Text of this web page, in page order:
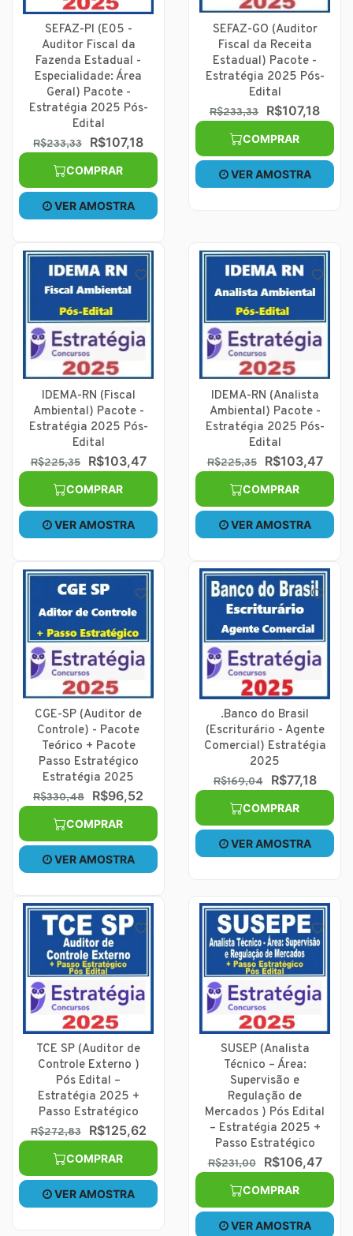
SEFAZ-PI (E05 -
Auditor Fiscal da
Fazenda Estadual -
Especialidade: Área
Geral) Pacote -
Estratégia 2025 Pós-
Edital
R$233,33 R$107,18
COMPRAR
VER AMOSTRA
SEFAZ-GO (Auditor
Fiscal da Receita
Estadual) Pacote -
Estratégia 2025 Pós-
Edital
R$233,33 R$107,18
COMPRAR
VER AMOSTRA
IDEMA-RN (Fiscal
Ambiental) Pacote -
Estratégia 2025 Pós-
Edital
R$225,35 R$103,47
COMPRAR
VER AMOSTRA
IDEMA-RN (Analista
Ambiental) Pacote -
Estratégia 2025 Pós-
Edital
R$225,35 R$103,47
COMPRAR
VER AMOSTRA
CGE-SP (Auditor de
Controle) - Pacote
Teórico + Pacote
Passo Estratégico
Estratégia 2025
R$330,48 R$96,52
COMPRAR
VER AMOSTRA
.Banco do Brasil
(Escriturário - Agente
Comercial) Estratégia
2025
R$169,04 R$77,18
COMPRAR
VER AMOSTRA
TCE SP (Auditor de
Controle Externo )
Pós Edital –
Estratégia 2025 +
Passo Estratégico
R$272,83 R$125,62
COMPRAR
VER AMOSTRA
SUSEP (Analista
Técnico – Área:
Supervisão e
Regulação de
Mercados ) Pós Edital
– Estratégia 2025 +
Passo Estratégico
R$231,00 R$106,47
COMPRAR
VER AMOSTRA